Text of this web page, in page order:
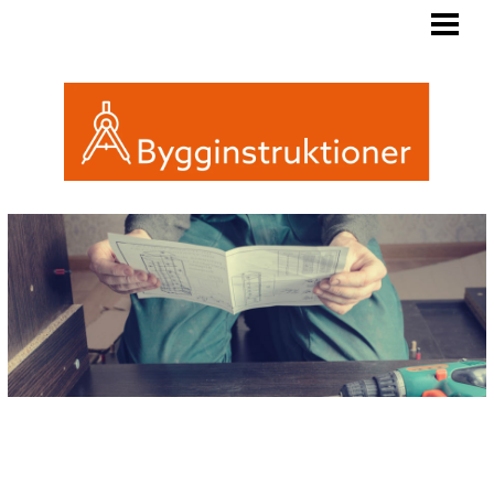
ATTEFALL ELLER FRIGGEBOD
INREDA EN FRIGGEBOD